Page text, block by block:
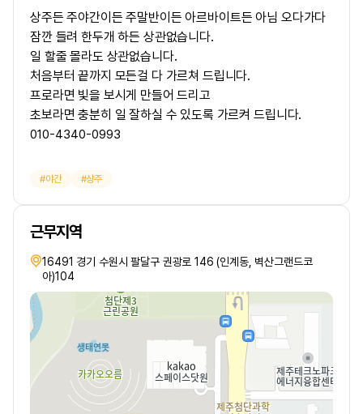
상주든 주야간이든 주말반이든 아르바이트든 아님 오다가다
잠깐 들려 한두개 하든 상관없습니다.
일 할줄 몰라도 상관없습니다.
처음부터 끝까지 모든걸 다 가르쳐 드립니다.
프로라면 빛을 보시게 만들어 드리고
초보라면 충분히 일 잘하실 수 있도록 가르켜 드립니다.
010-4340-0993
야간 상주
근무지역
16491 경기 수원시 팔달구 권광로 146 (인계동, 벽산그랜드코
아)104